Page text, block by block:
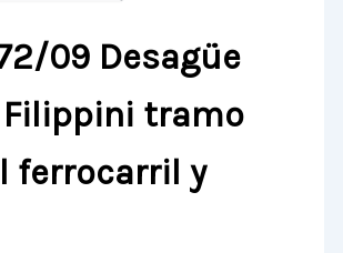
09 Desagüe
tramo
ferrocarril y